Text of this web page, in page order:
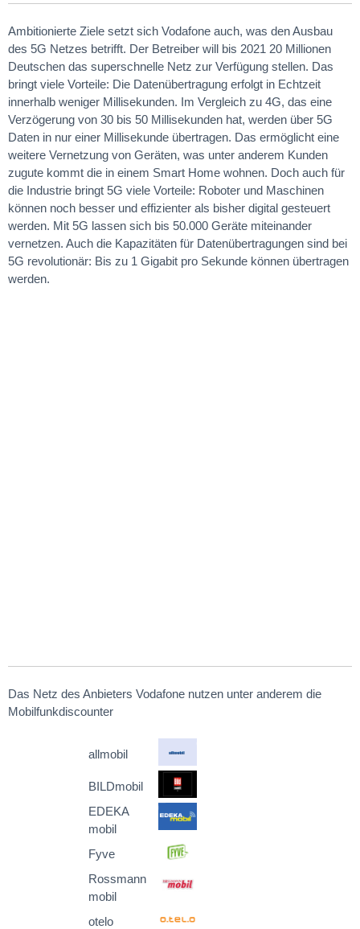
Ambitionierte Ziele setzt sich Vodafone auch, was den Ausbau
des 5G Netzes betrifft. Der Betreiber will bis 2021 20 Millionen
Deutschen das superschnelle Netz zur Verfügung stellen. Das
bringt viele Vorteile: Die Datenübertragung erfolgt in Echtzeit
innerhalb weniger Millisekunden. Im Vergleich zu 4G, das eine
Verzögerung von 30 bis 50 Millisekunden hat, werden über 5G
Daten in nur einer Millisekunde übertragen. Das ermöglicht eine
weitere Vernetzung von Geräten, was unter anderem Kunden
zugute kommt die in einem Smart Home wohnen. Doch auch für
die Industrie bringt 5G viele Vorteile: Roboter und Maschinen
können noch besser und effizienter als bisher digital gesteuert
werden. Mit 5G lassen sich bis 50.000 Geräte miteinander
vernetzen. Auch die Kapazitäten für Datenübertragungen sind bei
5G revolutionär: Bis zu 1 Gigabit pro Sekunde können übertragen
werden.
Das Netz des Anbieters Vodafone nutzen unter anderem die
Mobilfunkdiscounter
allmobil
BILDmobil
EDEKA
mobil
Fyve
Rossmann
mobil
otelo